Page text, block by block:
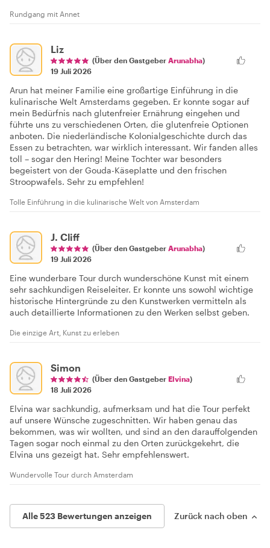
Rundgang mit Annet
Liz
(Über den Gastgeber Arunabha)
19 Juli 2026
Arun hat meiner Familie eine großartige Einführung in die
kulinarische Welt Amsterdams gegeben. Er konnte sogar auf
mein Bedürfnis nach glutenfreier Ernährung eingehen und
führte uns zu verschiedenen Orten, die glutenfreie Optionen
anboten. Die niederländische Kolonialgeschichte durch das
Essen zu betrachten, war wirklich interessant. Wir fanden alles
toll – sogar den Hering! Meine Tochter war besonders
begeistert von der Gouda-Käseplatte und den frischen
Stroopwafels. Sehr zu empfehlen!
Tolle Einführung in die kulinarische Welt von Amsterdam
J. Cliff
(Über den Gastgeber Arunabha)
19 Juli 2026
Eine wunderbare Tour durch wunderschöne Kunst mit einem
sehr sachkundigen Reiseleiter. Er konnte uns sowohl wichtige
historische Hintergründe zu den Kunstwerken vermitteln als
auch detaillierte Informationen zu den Werken selbst geben.
Die einzige Art, Kunst zu erleben
Simon
(Über den Gastgeber Elvina)
18 Juli 2026
Elvina war sachkundig, aufmerksam und hat die Tour perfekt
auf unsere Wünsche zugeschnitten. Wir haben genau das
bekommen, was wir wollten, und sind an den darauffolgenden
Tagen sogar noch einmal zu den Orten zurückgekehrt, die
Elvina uns gezeigt hat. Sehr empfehlenswert.
Wundervolle Tour durch Amsterdam
Alle 523 Bewertungen anzeigen Zurück nach oben